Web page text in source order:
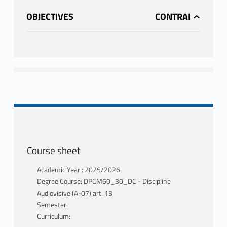
OBJECTIVES
Course sheet
Academic Year : 2025/2026
Degree Course: DPCM60_30_DC - Discipline
Audiovisive (A-07) art. 13
Semester:
Curriculum: